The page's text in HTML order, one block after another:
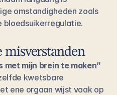
omstandigheden zoals
bloedsuikerregulatie.
misverstanden
met mijn brein te maken”
kwetsbare
ene orgaan wijst vaak op